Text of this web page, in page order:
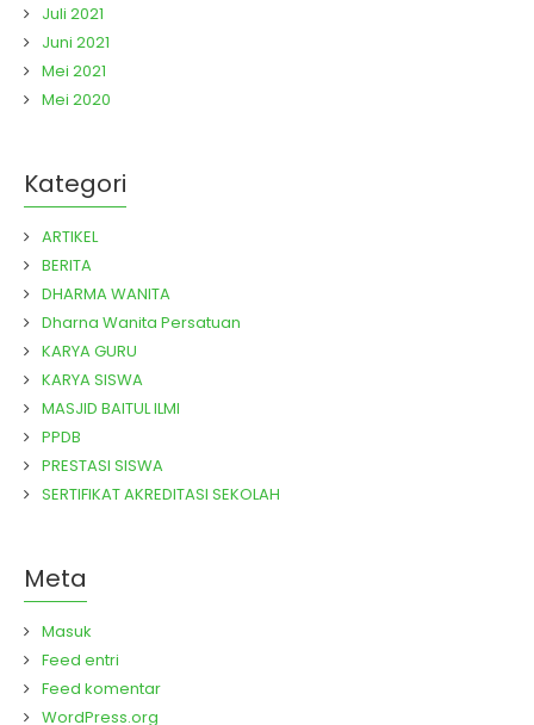
Juli 2021
Juni 2021
Mei 2021
Mei 2020
Kategori
ARTIKEL
BERITA
DHARMA WANITA
Dharna Wanita Persatuan
KARYA GURU
KARYA SISWA
MASJID BAITUL ILMI
PPDB
PRESTASI SISWA
SERTIFIKAT AKREDITASI SEKOLAH
Meta
Masuk
Feed entri
Feed komentar
WordPress.org